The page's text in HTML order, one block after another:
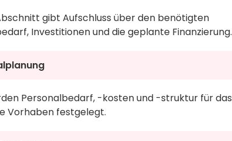
gibt Aufschluss über den benötigten
Investitionen und die geplante Finanzierung.
Personalbedarf, -kosten und -struktur für das
Vorhaben festgelegt.